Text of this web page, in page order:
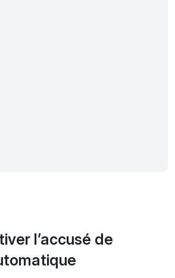
l’accusé de